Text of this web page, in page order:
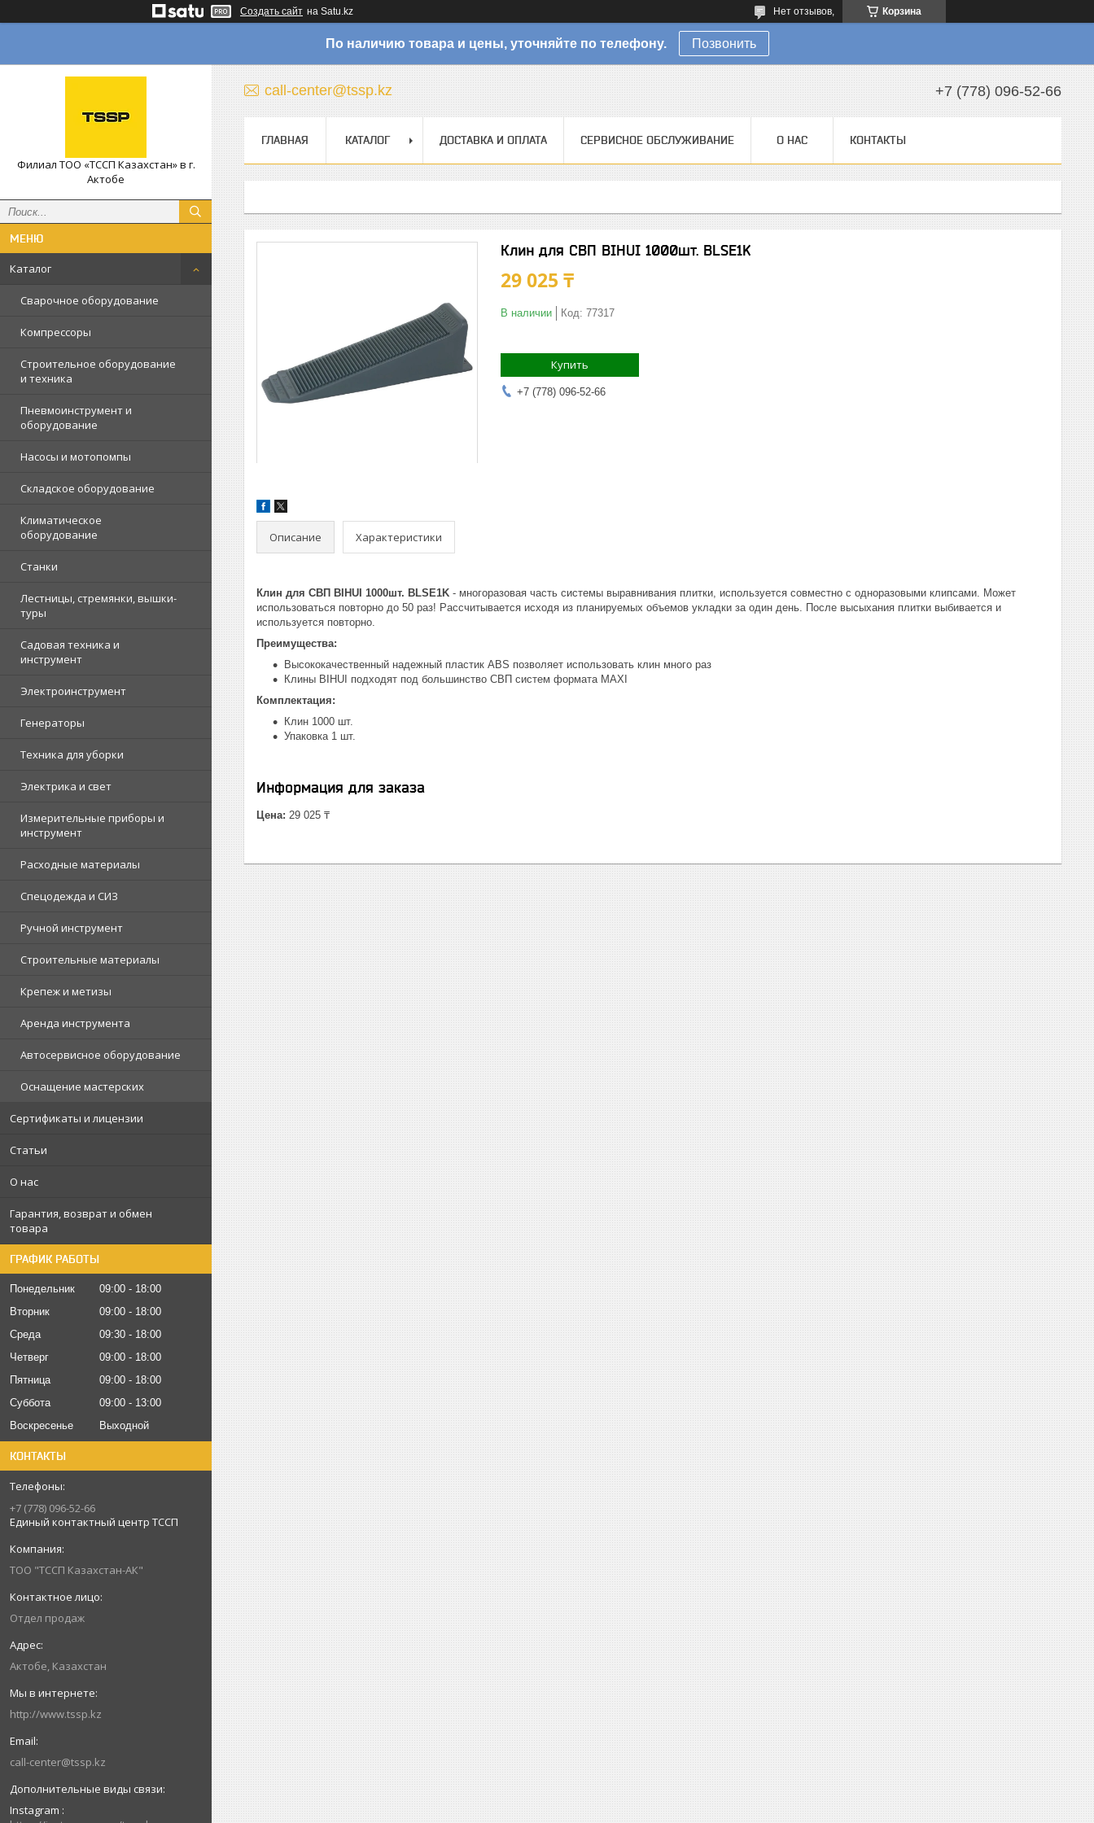
Создать сайт на Satu.kz Корзина
Нет отзывов,
По наличию товара и цены, уточняйте по телефону. Позвонить
Филиал ТОО «ТССП Казахстан» в г.
Актобе
Каталог
Сварочное оборудование
Компрессоры
Строительное оборудование
и техника
Пневмоинструмент и
оборудование
Насосы и мотопомпы
Складское оборудование
Климатическое
оборудование
Станки
Лестницы, стремянки, вышки-
туры
Садовая техника и
инструмент
Электроинструмент
Генераторы
Техника для уборки
Электрика и свет
Измерительные приборы и
инструмент
Расходные материалы
Спецодежда и СИЗ
Ручной инструмент
Строительные материалы
Крепеж и метизы
Аренда инструмента
Автосервисное оборудование
Оснащение мастерских
Сертификаты и лицензии
Статьи
О нас
Гарантия, возврат и обмен
товара
ГРАФИК РАБОТЫ
Понедельник 09:00
18:00
Вторник
09:00
18:00
Среда
09:30
18:00
Четверг
09:00
18:00
Пятница
09:00
18:00
Суббота
09:00
13:00
Воскресенье
Выходной
КОНТАКТЫ
+7 (778) 096-52-66
Единый контактный центр ТССП
ТОО "ТССП Казахстан-АК"
Отдел продаж
Актобе, Казахстан
http://www.tssp.kz
call-center@tssp.kz
Instagram
call-center@tssp.kz +7 (778) 096-52-66
ГЛАВНАЯ КАТАЛОГ ДОСТАВКА И ОПЛАТА СЕРВИСНОЕ ОБСЛУЖИВАНИЕ О НАС КОНТАКТЫ
Клин для СВП BIHUI 1000шт. BLSE1K
29 025 ₸
В наличии Код: 77317
Купить
+7 (778) 096-52-66
Описание Характеристики
Клин для СВП BIHUI 1000шт. BLSE1K - многоразовая часть системы выравнивания плитки, используется совместно с одноразовыми клипсами. Может
использоваться повторно до 50 раз! Рассчитывается исходя из планируемых объемов укладки за один день. После высыхания плитки выбивается и
используется повторно.
Преимущества:
Высококачественный надежный пластик ABS позволяет использовать клин много раз
Клины BIHUI подходят под большинство СВП систем формата MAXI
Комплектация:
Клин 1000 шт.
Упаковка 1 шт.
Информация для заказа
Цена: 29 025 ₸